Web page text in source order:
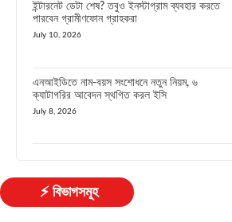
ইন্টারনেট ডেটা শেষ? তবুও ইনস্টাগ্রাম ব্যবহার করতে
পারবেন গ্রামীণফোন গ্রাহকরা
July 10, 2026
এনআইডিতে নাম-বয়স সংশোধনে নতুন নিয়ম, ৬
ক্যাটাগরির আবেদন স্থগিত করল ইসি
July 8, 2026
⚡ বিভাগসমূহ